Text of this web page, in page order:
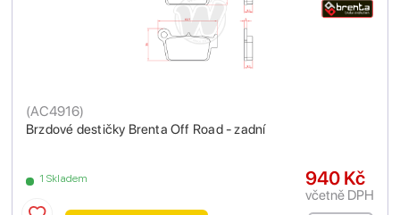
Brzdové destičky Brenta Off Road - zadní
(AC4916)
1 Skladem 940 Kč
včetně DPH